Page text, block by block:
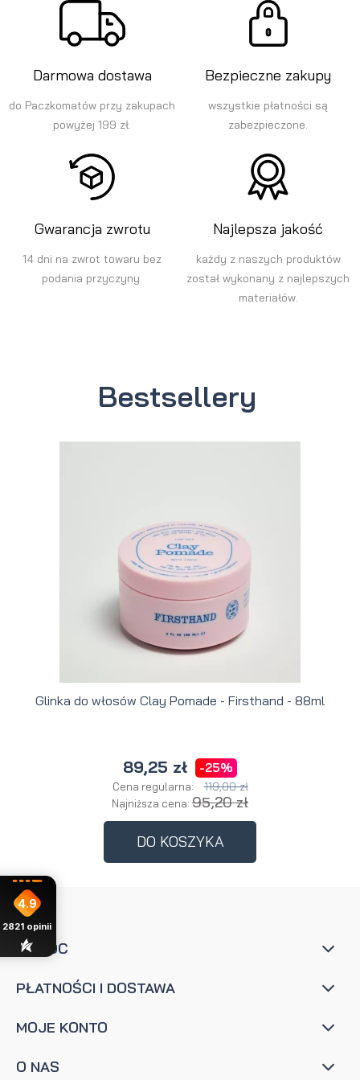
Darmowa dostawa
do Paczkomatów przy zakupach
powyżej 199 zł.
Bezpieczne zakupy
wszystkie płatności są
zabezpieczone.
Gwarancja zwrotu
14 dni na zwrot towaru bez
podania przyczyny.
Najlepsza jakość
każdy z naszych produktów
został wykonany z najlepszych
materiałów.
Bestsellery
Glinka do włosów Clay Pomade - Firsthand - 88ml
89,25 zł -25%
Cena regularna: 119,00 zł
Najniższa cena: 95,20 zł
DO KOSZYKA
POMOC
PŁATNOŚCI I DOSTAWA
MOJE KONTO
O NAS
4.9
2821 opinii